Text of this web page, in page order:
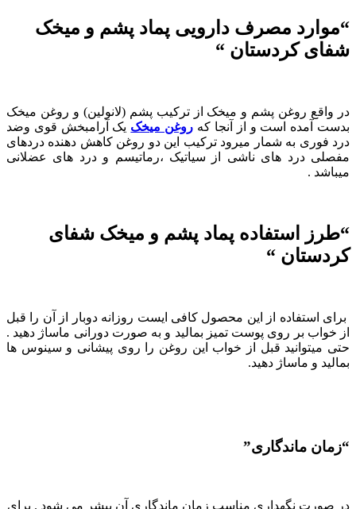
“موارد مصرف دارویی پماد پشم و میخک
شفای کردستان “
در واقع روغن پشم و میخک از ترکیب پشم (لانولین) و روغن میخک
بدست آمده است و از آنجا که روغن میخک یک آرامبخش قوی وضد
درد فوری به شمار میرود ترکیب این دو روغن کاهش دهنده دردهای
مفصلی درد های ناشی از سیاتیک ،رماتیسم و درد های عضلانی
میباشد .
“طرز استفاده پماد پشم و میخک شفای
کردستان “
برای استفاده از این محصول کافی ایست روزانه دوبار از آن را قبل
از خواب بر روی پوست تمیز بمالید و به صورت دورانی ماساژ دهید .
حتی میتوانید قبل از خواب این روغن را روی پیشانی و سینوس ها
بمالید و ماساژ دهید.
“زمان ماندگاری”
در صورت نگهداری مناسب زمان ماندگاری آن بیشر می شود . برای